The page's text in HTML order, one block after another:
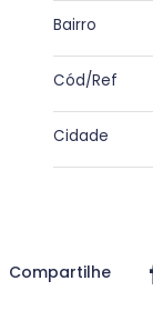
Bairro
Cód/Ref
Cidade
Compartilhe